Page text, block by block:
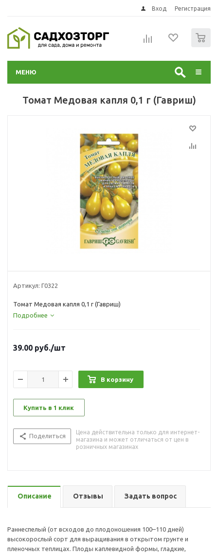
Вход Регистрация
МЕНЮ
Томат Медовая капля 0,1 г (Гавриш)
Артикул: Г0322
Томат Медовая капля 0,1 г (Гавриш)
Подробнее
39.00 руб./шт
В корзину
Купить в 1 клик
Поделиться
Цена действительна только для интернет-
магазина и может отличаться от цен в
розничных магазинах
Описание Отзывы Задать вопрос
Раннеспелый (от всходов до плодоношения 100–110 дней)
высокорослый сорт для выращивания в открытом грунте и
пленочных теплицах. Плоды каплевидной формы, гладкие,